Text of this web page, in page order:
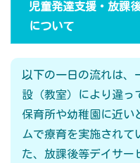
児童発達支援・放課
について
以下の一日の流れは、
設（教室）により違っ
保育所や幼稚園に近い
ムで療育を実施されて
た、放課後等デイサー